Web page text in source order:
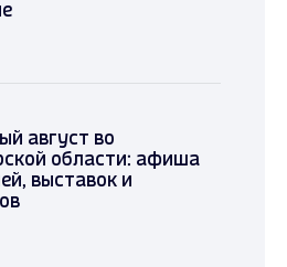
август во
области: афиша
выставок и